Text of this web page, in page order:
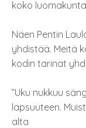
koko
Näen Pentin
yhdistää. Meitä
kodin tarinat
”Uku nukkuu
lapsuuteen.
alta